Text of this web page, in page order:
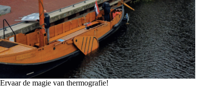
Ervaar de magie van thermografie!